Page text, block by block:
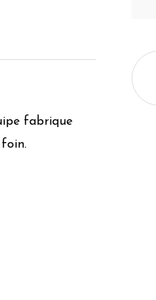
fabrique